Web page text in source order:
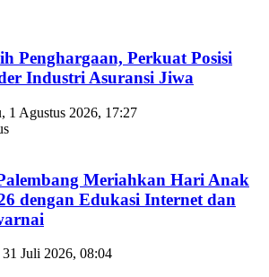
Penghargaan, Perkuat Posisi
Industri Asuransi Jiwa
1 Agustus 2026, 17:27
Meriahkan Hari Anak
dengan Edukasi Internet dan
31 Juli 2026, 08:04